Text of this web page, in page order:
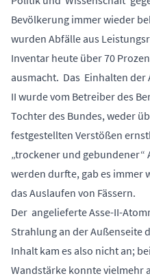
Bevölkerung immer wieder
wurden Abfälle aus
Inventar heute über 70
ausmacht. Das Einhalten
II wurde vom Betreiber des
Tochter des Bundes, weder
festgestellten Verstößen
„trockener und
werden durfte, gab es immer
das Auslaufen von Fässern.
Der angelieferte Asse-II-
Strahlung an der Außenseite
Inhalt kam es also nicht an;
Wandstärke konnte vielmehr